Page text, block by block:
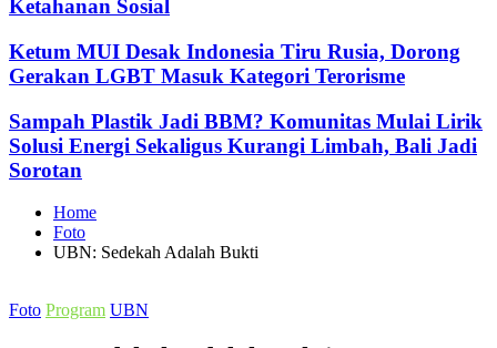
Ketahanan Sosial
Ketum MUI Desak Indonesia Tiru Rusia, Dorong
Gerakan LGBT Masuk Kategori Terorisme
Sampah Plastik Jadi BBM? Komunitas Mulai Lirik
Solusi Energi Sekaligus Kurangi Limbah, Bali Jadi
Sorotan
Home
Foto
UBN: Sedekah Adalah Bukti
Posted
Foto Program UBN